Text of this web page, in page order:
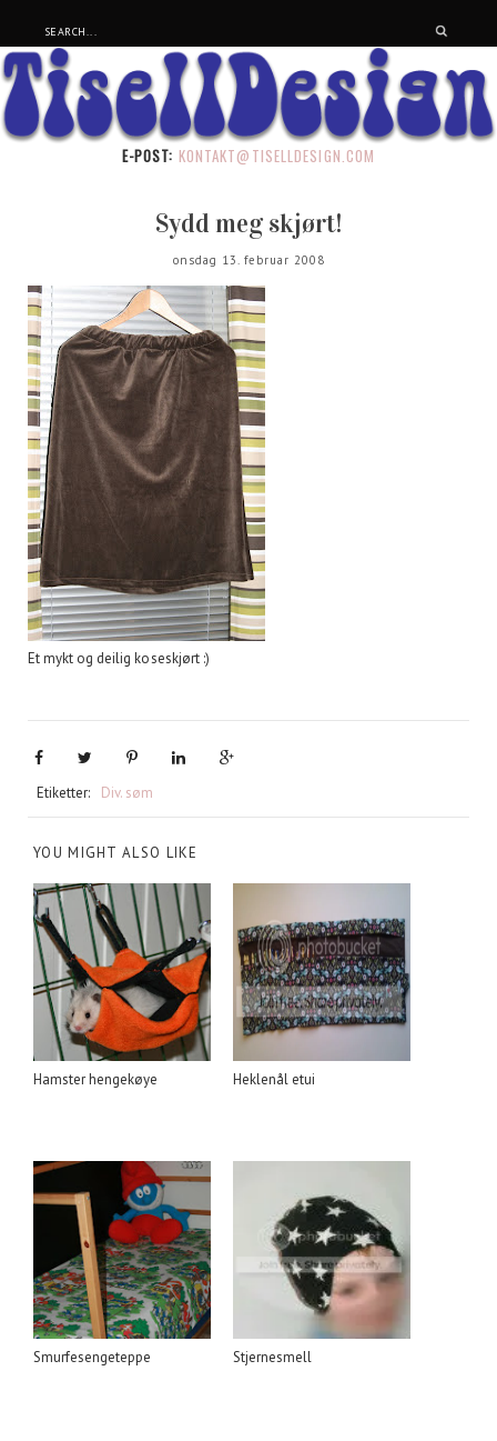
E-POST: KONTAKT@TISELLDESIGN.COM
Sydd meg skjørt!
onsdag 13. februar 2008
Et mykt og deilig koseskjørt :)
Etiketter: Div. søm
YOU MIGHT ALSO LIKE
Hamster hengekøye Heklenål etui
Smurfesengeteppe Stjernesmell